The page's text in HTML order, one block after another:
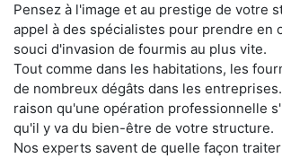
Pensez à l'image et au prestige de votre
appel à des spécialistes pour prendre en
souci d'invasion de fourmis au plus vite.
Tout comme dans les habitations, les
de nombreux dégâts dans les
raison qu'une opération professionnelle
qu'il y va du bien-être de votre structure.
Nos experts savent de quelle façon